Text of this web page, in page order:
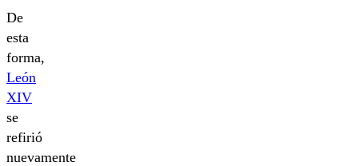
De
esta
forma,
León
XIV
se
refirió
nuevamente